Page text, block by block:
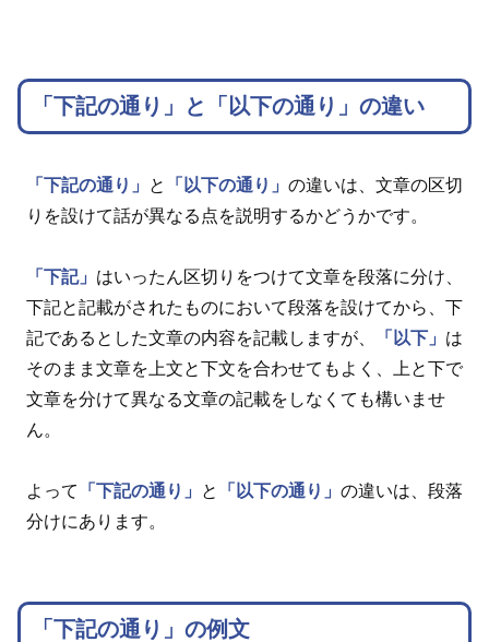
「下記の通り」と「以下の通り」の違い
「下記の通り」 と 「以下の通り」 の違いは、文章の区切
りを設けて話が異なる点を説明するかどうかです。
「下記」 はいったん区切りをつけて文章を段落に分け、
下記と記載がされたものにおいて段落を設けてから、下
記であるとした文章の内容を記載しますが、
「以下」 は
そのまま文章を上文と下文を合わせてもよく、上と下で
文章を分けて異なる文章の記載をしなくても構いませ
ん。
よって 「下記の通り」 と 「以下の通り」 の違いは、段落
分けにあります。
「下記の通り」の例文